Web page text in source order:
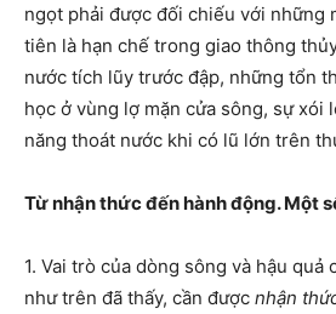
ngọt phải được đối chiếu với những
tiên là hạn chế trong giao thông
nước tích lũy trước đập, những tổn
học ở vùng lợ mặn cửa sông, sự xói
năng thoát nước khi có lũ lớn trên
Từ nhận thức đến hành động. Một
1. Vai trò của dòng sông và hậu quả
như trên đã thấy, cần được nhận